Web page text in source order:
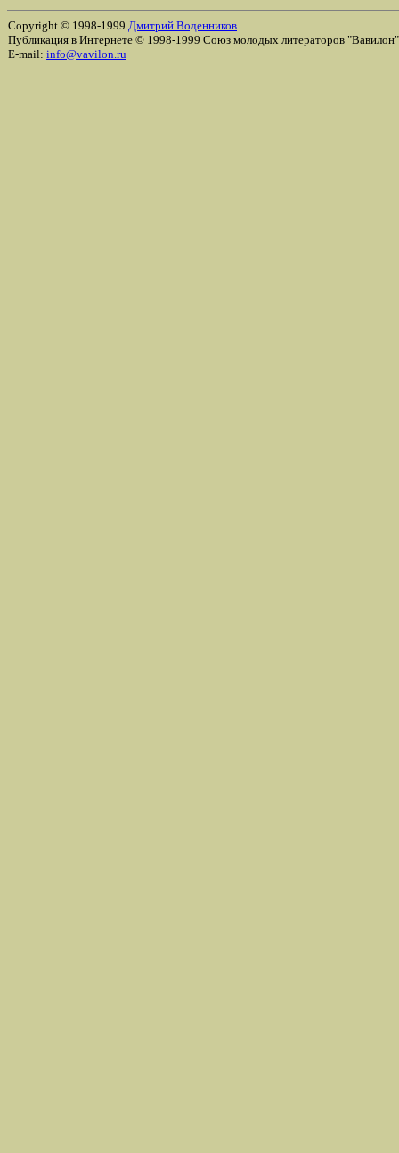
Copyright © 1998-1999 Дмитрий Воденников
Публикация в Интернете © 1998-1999 Союз молодых литераторов
E-mail: info@vavilon.ru